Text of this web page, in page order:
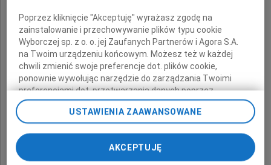
składają
Dyrektor i pracownicy
Oddziału Terenowego
Agencji Nieruchomości Rolnych
Poprzez kliknięcie "Akceptuję" wyrażasz zgodę na
zainstalowanie i przechowywanie plików typu cookie
Wyborczej sp. z o. o. jej Zaufanych Partnerów i Agora S.A.
na Twoim urządzeniu końcowym. Możesz też w każdej
chwili zmienić swoje preferencje dot. plików cookie,
ponownie wywołując narzędzie do zarządzania Twoimi
preferencjami dot. przetwarzania danych poprzez
odnośnik „Ustawienia prywatności” w stopce serwisu i
przechodząc do sekcji „Ustawienia zaawansowane”.
Zmiana ustawień plików cookie możliwa jest także za
pomocą ustawień przeglądarki.
My, nasi Zaufani Partnerzy i Agora S.A. możemy
USTAWIENIA ZAAWANSOWANE
AKCEPTUJĘ